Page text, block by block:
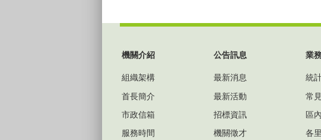
機關介紹
組織架構
首長簡介
市政信箱
服務時間
公告訊息
最新消息
最新活動
招標資訊
機關徵才
業
統
常
區
各